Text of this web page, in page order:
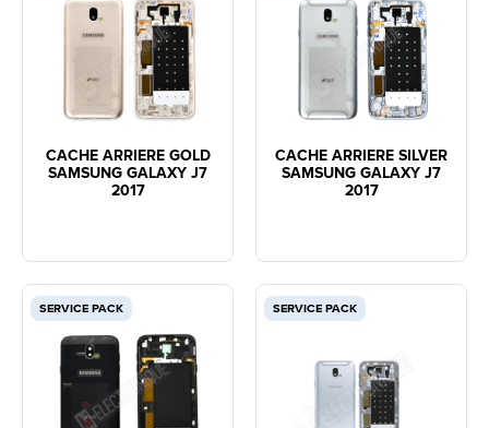
CACHE ARRIERE GOLD
SAMSUNG GALAXY J7
2017
CACHE ARRIERE SILVER
SAMSUNG GALAXY J7
2017
SERVICE PACK SERVICE PACK